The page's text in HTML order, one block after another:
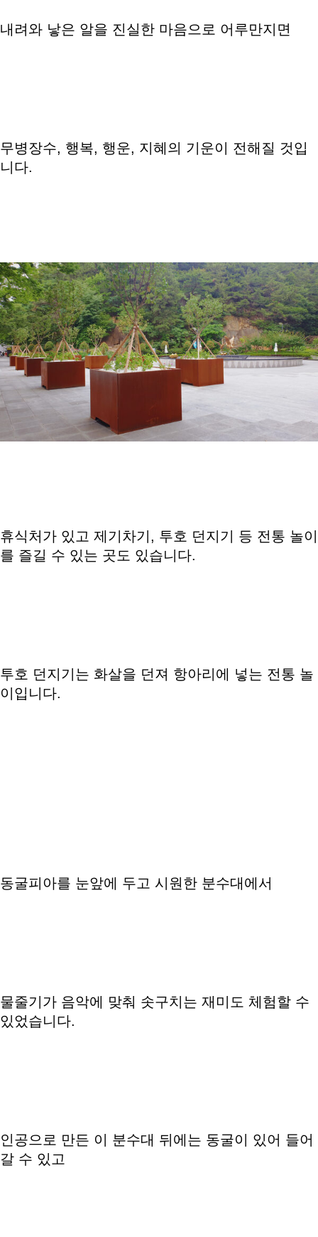
내려와 낳은 알을 진실한 마음으로 어루만지면
무병장수, 행복, 행운, 지혜의 기운이 전해질 것입
니다.
휴식처가 있고 제기차기, 투호 던지기 등 전통 놀이
를 즐길 수 있는 곳도 있습니다.
투호 던지기는 화살을 던져 항아리에 넣는 전통 놀
이입니다.
동굴피아를 눈앞에 두고 시원한 분수대에서
물줄기가 음악에 맞춰 솟구치는 재미도 체험할 수
있었습니다.
인공으로 만든 이 분수대 뒤에는 동굴이 있어 들어
갈 수 있고